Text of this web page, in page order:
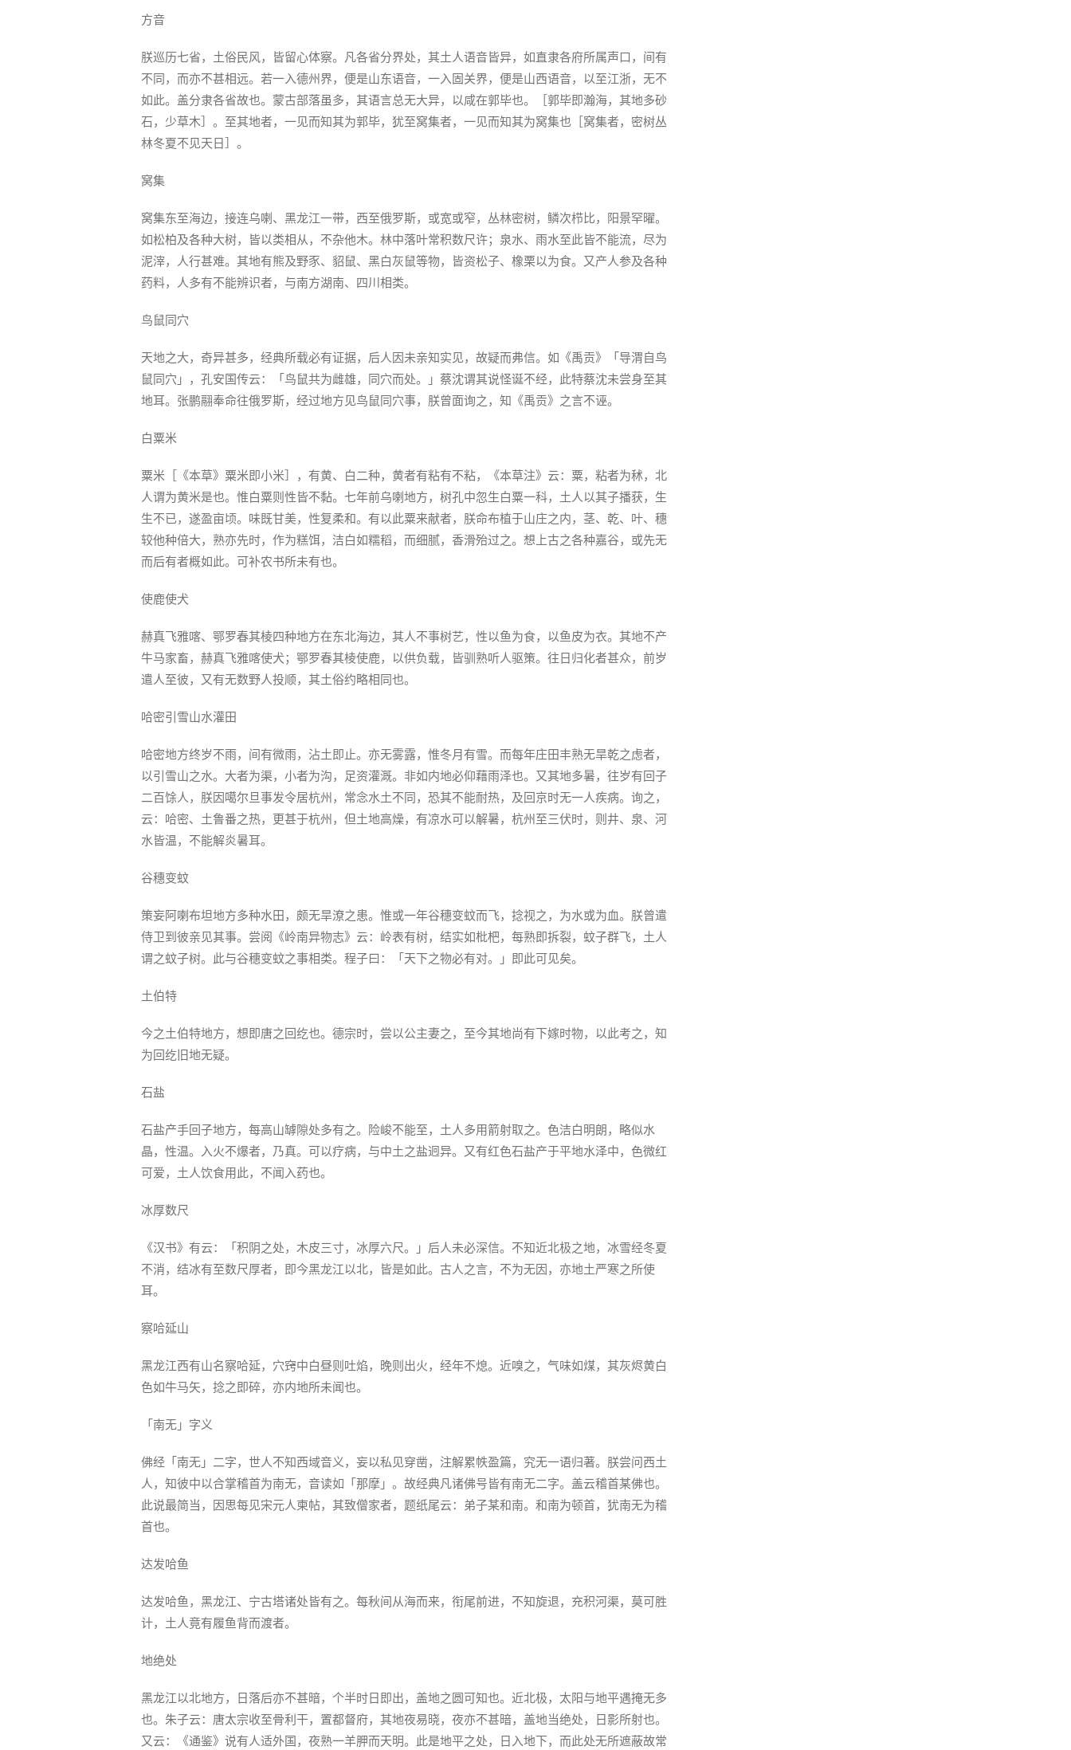
方音
朕巡历七省，土俗民风，皆留心体察。凡各省分界处，其土人语音皆异，如直隶各府所属声口，间有
不同，而亦不甚相远。若一入德州界，便是山东语音，一入固关界，便是山西语音，以至江浙，无不
如此。盖分隶各省故也。蒙古部落虽多，其语言总无大异，以咸在郭毕也。［郭毕即瀚海，其地多砂
石，少草木］。至其地者，一见而知其为郭毕，犹至窝集者，一见而知其为窝集也［窝集者，密树丛
林冬夏不见天日］。
窝集
窝集东至海边，接连乌喇、黑龙江一带，西至俄罗斯，或宽或窄，丛林密树，鳞次栉比，阳景罕曜。
如松柏及各种大树，皆以类相从，不杂他木。林中落叶常积数尺许；泉水、雨水至此皆不能流，尽为
泥滓，人行甚难。其地有熊及野豕、貂鼠、黑白灰鼠等物，皆资松子、橡栗以为食。又产人参及各种
药料，人多有不能辨识者，与南方湖南、四川相类。
鸟鼠同穴
天地之大，奇异甚多，经典所载必有证据，后人因未亲知实见，故疑而弗信。如《禹贡》「导渭自鸟
鼠同穴」，孔安国传云：「鸟鼠共为雌雄，同穴而处。」蔡沈谓其说怪诞不经，此特蔡沈未尝身至其
地耳。张鹏翮奉命往俄罗斯，经过地方见鸟鼠同穴事，朕曾面询之，知《禹贡》之言不诬。
白粟米
粟米［《本草》粟米即小米］，有黄、白二种，黄者有粘有不粘，《本草注》云：粟，粘者为秫，北
人谓为黄米是也。惟白粟则性皆不黏。七年前乌喇地方，树孔中忽生白粟一科，土人以其子播获，生
生不已，遂盈亩顷。味既甘美，性复柔和。有以此粟来献者，朕命布植于山庄之内，茎、乾、叶、穗
较他种倍大，熟亦先时，作为糕饵，洁白如糯稻，而细腻，香滑殆过之。想上古之各种嘉谷，或先无
而后有者概如此。可补农书所未有也。
使鹿使犬
赫真飞雅喀、鄂罗春其棱四种地方在东北海边，其人不事树艺，性以鱼为食，以鱼皮为衣。其地不产
牛马家畜，赫真飞雅喀使犬；鄂罗春其棱使鹿，以供负载，皆驯熟听人驱策。往日归化者甚众，前岁
遣人至彼，又有无数野人投顺，其土俗约略相同也。
哈密引雪山水灌田
哈密地方终岁不雨，间有微雨，沾土即止。亦无雾露，惟冬月有雪。而每年庄田丰熟无旱乾之虑者，
以引雪山之水。大者为渠，小者为沟，足资灌溉。非如内地必仰藉雨泽也。又其地多暑，往岁有回子
二百馀人，朕因噶尔旦事发令居杭州，常念水土不同，恐其不能耐热，及回京时无一人疾病。询之，
云：哈密、土鲁番之热，更甚于杭州，但土地高燥，有凉水可以解暑，杭州至三伏时，则井、泉、河
水皆温，不能解炎暑耳。
谷穗变蚊
策妄阿喇布坦地方多种水田，颇无旱潦之患。惟或一年谷穗变蚊而飞，捻视之，为水或为血。朕曾遣
侍卫到彼亲见其事。尝阅《岭南异物志》云：岭表有树，结实如枇杷，每熟即拆裂，蚊子群飞，土人
谓之蚊子树。此与谷穗变蚊之事相类。程子曰：「天下之物必有对。」即此可见矣。
土伯特
今之土伯特地方，想即唐之回纥也。德宗时，尝以公主妻之，至今其地尚有下嫁时物，以此考之，知
为回纥旧地无疑。
石盐
石盐产手回子地方，每高山罅隙处多有之。险峻不能至，土人多用箭射取之。色洁白明朗，略似水
晶，性温。入火不爆者，乃真。可以疗病，与中土之盐迥异。又有红色石盐产于平地水泽中，色微红
可爱，土人饮食用此，不闻入药也。
冰厚数尺
《汉书》有云：「积阴之处，木皮三寸，冰厚六尺。」后人未必深信。不知近北极之地，冰雪经冬夏
不消，结冰有至数尺厚者，即今黑龙江以北，皆是如此。古人之言，不为无因，亦地土严寒之所使
耳。
察哈延山
黑龙江西有山名察哈延，穴窍中白昼则吐焰，晚则出火，经年不熄。近嗅之，气味如煤，其灰烬黄白
色如牛马矢，捻之即碎，亦内地所未闻也。
「南无」字义
佛经「南无」二字，世人不知西域音义，妄以私见穿凿，注解累帙盈篇，究无一语归著。朕尝问西土
人，知彼中以合掌稽首为南无，音读如「那摩」。故经典凡诸佛号皆有南无二字。盖云稽首某佛也。
此说最简当，因思每见宋元人柬帖，其致僧家者，题纸尾云：弟子某和南。和南为顿首，犹南无为稽
首也。
达发哈鱼
达发哈鱼，黑龙江、宁古塔诸处皆有之。每秋间从海而来，衔尾前进，不知旋退，充积河渠，莫可胜
计，土人竟有履鱼背而渡者。
地绝处
黑龙江以北地方，日落后亦不甚暗，个半时日即出，盖地之圆可知也。近北极，太阳与地平遇掩无多
也。朱子云：唐太宗收至骨利干，置都督府，其地夜易晓，夜亦不甚暗，盖地当绝处，日影所射也。
又云：《通鉴》说有人适外国，夜熟一羊胛而天明。此是地平之处，日入地下，而此处无所遮蔽故常